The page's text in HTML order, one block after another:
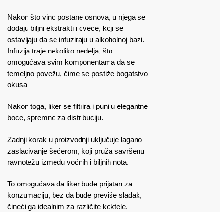
Nakon što vino postane osnova, u njega se
dodaju biljni ekstrakti i cveće, koji se
ostavljaju da se infuziraju u alkoholnoj bazi.
Infuzija traje nekoliko nedelja, što
omogućava svim komponentama da se
temeljno povežu, čime se postiže bogatstvo
okusa.
Nakon toga, liker se filtrira i puni u elegantne
boce, spremne za distribuciju.
Zadnji korak u proizvodnji uključuje lagano
zaslađivanje šećerom, koji pruža savršenu
ravnotežu između voćnih i biljnih nota.
To omogućava da liker bude prijatan za
konzumaciju, bez da bude previše sladak,
čineći ga idealnim za različite koktele.